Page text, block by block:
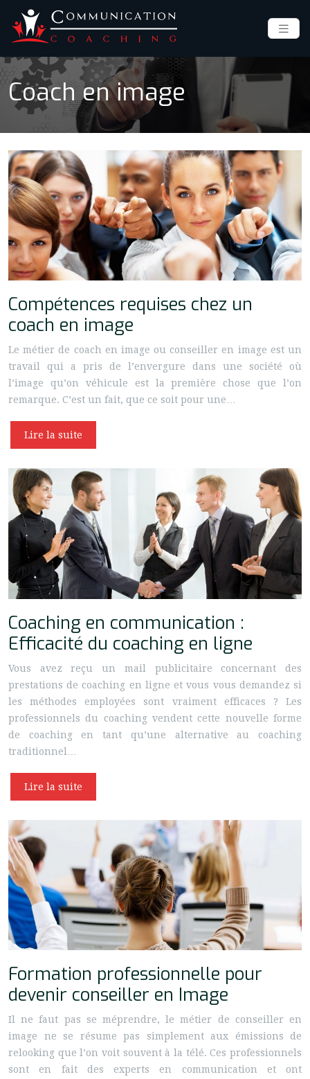
Coach en image
Compétences requises chez un
coach en image
Le métier de coach en image ou conseiller en image est un
travail qui a pris de l’envergure dans une société où
l’image qu’on véhicule est la première chose que l’on
remarque. C’est un fait, que ce soit pour une…
Lire la suite
Coaching en communication :
Efficacité du coaching en ligne
Vous avez reçu un mail publicitaire concernant des
prestations de coaching en ligne et vous vous demandez si
les méthodes employées sont vraiment efficaces ? Les
professionnels du coaching vendent cette nouvelle forme
de coaching en tant qu’une alternative au coaching
traditionnel…
Lire la suite
Formation professionnelle pour
devenir conseiller en Image
Il ne faut pas se méprendre, le métier de conseiller en
image ne se résume pas simplement aux émissions de
relooking que l’on voit souvent à la télé. Ces professionnels
sont en fait des experts en communication et ont